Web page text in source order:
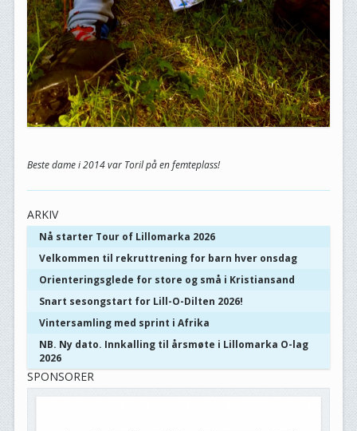
Beste dame i 2014 var Toril på en femteplass!
ARKIV
Nå starter Tour of Lillomarka 2026
Velkommen til rekruttrening for barn hver onsdag
Orienteringsglede for store og små i Kristiansand
Snart sesongstart for Lill-O-Dilten 2026!
Vintersamling med sprint i Afrika
NB. Ny dato. Innkalling til årsmøte i Lillomarka O-lag
2026
SPONSORER